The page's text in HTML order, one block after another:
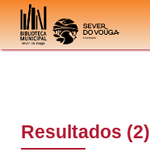
Ir para o conteúdo
Resultados (2)